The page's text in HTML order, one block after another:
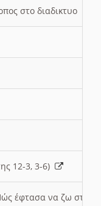
στο διαδικτυο
12-3, 3-6)
έφτασα να ζω στην